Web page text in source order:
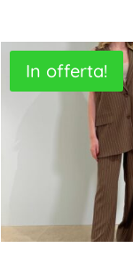
In offerta!